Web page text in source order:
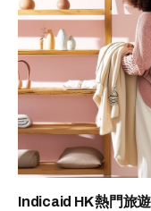
Indicaid HK 熱門旅